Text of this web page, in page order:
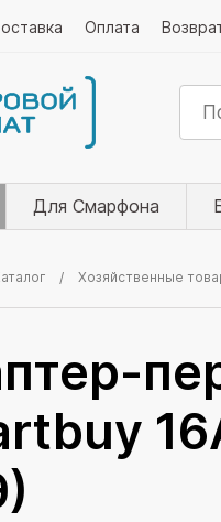
Оплата
Для Смарфона
Хозяйственные